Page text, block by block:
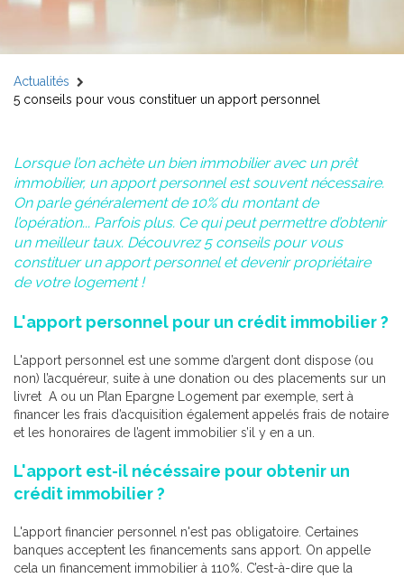
Actualités
5 conseils pour vous constituer un apport personnel
Lorsque l’on achète un bien immobilier avec un prêt
immobilier, un apport personnel est souvent nécessaire.
On parle généralement de 10% du montant de
l’opération... Parfois plus. Ce qui peut permettre d’obtenir
un meilleur taux. Découvrez 5 conseils pour vous
constituer un apport personnel et devenir propriétaire
de votre logement !
L'apport personnel pour un crédit immobilier ?
L'apport personnel est une somme d’argent dont dispose (ou
non) l’acquéreur, suite à une donation ou des placements sur un
livret A ou un Plan Epargne Logement par exemple, sert à
financer les frais d’acquisition également appelés frais de notaire
et les honoraires de l’agent immobilier s’il y en a un.
L'apport est-il nécéssaire pour obtenir un
crédit immobilier ?
L'apport financier personnel n'est pas obligatoire. Certaines
banques acceptent les financements sans apport. On appelle
cela un financement immobilier à 110%. C’est-à-dire que la